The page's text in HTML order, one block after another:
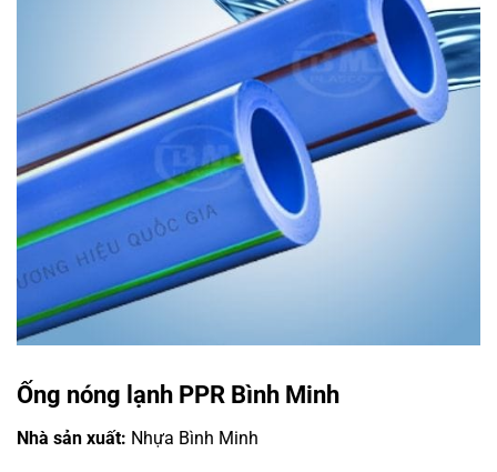
Ống nóng lạnh PPR Bình Minh
Nhà sản xuất: Nhựa Bình Minh